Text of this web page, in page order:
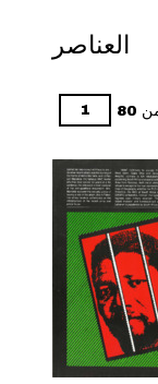
العناصر
80